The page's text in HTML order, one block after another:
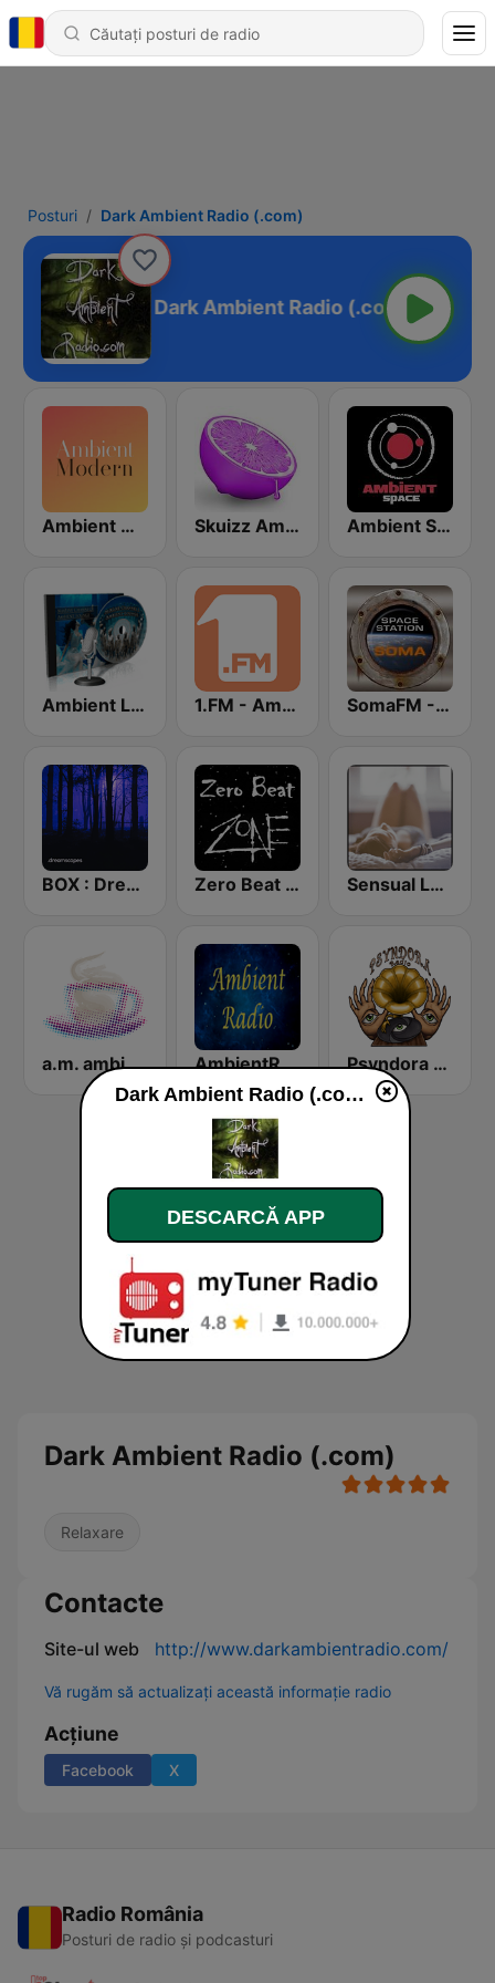
Posturi Dark Ambient Radio (.com)
Dark Ambient Radio (.com)
Ambient Modern Skuizz Ambient Ambient Space Radio
Ambient Lounge on MixLive.ie 1.FM - Ambient Psychill SomaFM - Space Station Soma
BOX : Dreamscapes - Ambient Chill Zero Beat Ambient Zone (MRG.fm) Sensual Lounge
a.m. ambient AmbientRadio (MRG.fm) Psyndora Chillout
Dark Ambient Radio (.com)
Relaxare
Contacte
Site-ul web http://www.darkambientradio.com/
Vă rugăm să actualizați această informație radio
Acțiune
Facebook X
Radio România
Posturi de radio și podcasturi
Dark Ambient Radio (.com) live
DESCARCĂ APP